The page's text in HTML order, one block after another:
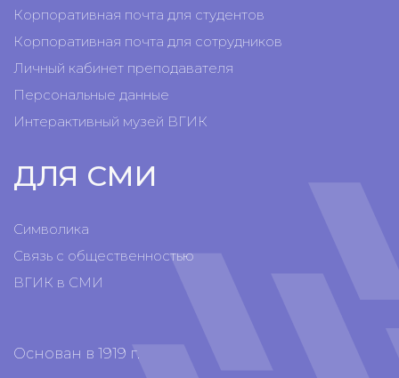
Корпоративная почта для студентов
Корпоративная почта для сотрудников
Личный кабинет преподавателя
Персональные данные
Интерактивный музей ВГИК
ДЛЯ СМИ
Символика
Связь с общественностью
ВГИК в СМИ
Основан в 1919 г.